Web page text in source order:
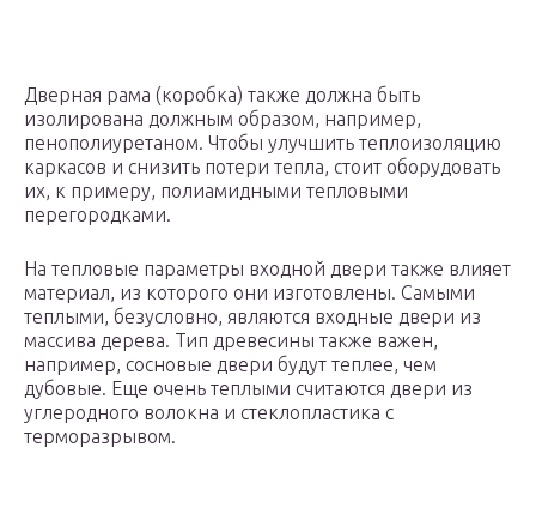
Дверная рама (коробка) также должна быть
изолирована должным образом, например,
пенополиуретаном. Чтобы улучшить теплоизоляцию
каркасов и снизить потери тепла, стоит оборудовать
их, к примеру, полиамидными тепловыми
перегородками.
На тепловые параметры входной двери также влияет
материал, из которого они изготовлены. Самыми
теплыми, безусловно, являются входные двери из
массива дерева. Тип древесины также важен,
например, сосновые двери будут теплее, чем
дубовые. Еще очень теплыми считаются двери из
углеродного волокна и стеклопластика с
терморазрывом.